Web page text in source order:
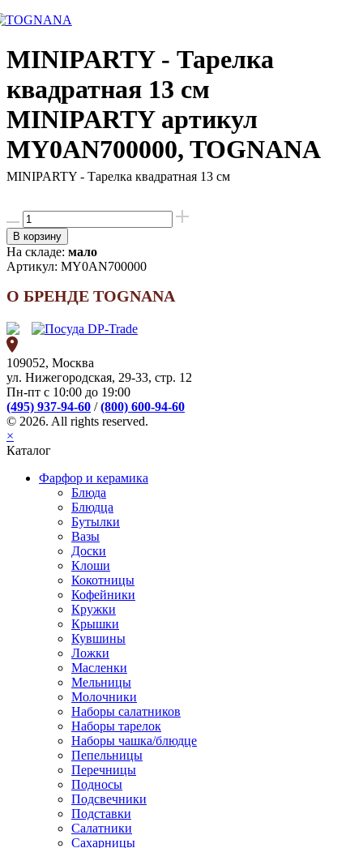
MINIPARTY - Тарелка
квадратная 13 см
MINIPARTY артикул
MY0AN700000, TOGNANA
MINIPARTY - Тарелка квадратная 13 см
В корзину
На складе: мало
Артикул: MY0AN700000
О БРЕНДЕ TOGNANA
109052, Москва
ул. Нижегородская, 29-33, стр. 12
Пн-пт с 10:00 до 19:00
(495) 937-94-60 /(800) 600-94-60
© 2026. All rights reserved.
×
Каталог
Фарфор и керамика
Блюда
Блюдца
Бутылки
Вазы
Доски
Клоши
Кокотницы
Кофейники
Кружки
Крышки
Кувшины
Ложки
Масленки
Мельницы
Молочники
Наборы салатников
Наборы тарелок
Наборы чашка/блюдце
Пепельницы
Перечницы
Подносы
Подсвечники
Подставки
Салатники
Сахарницы